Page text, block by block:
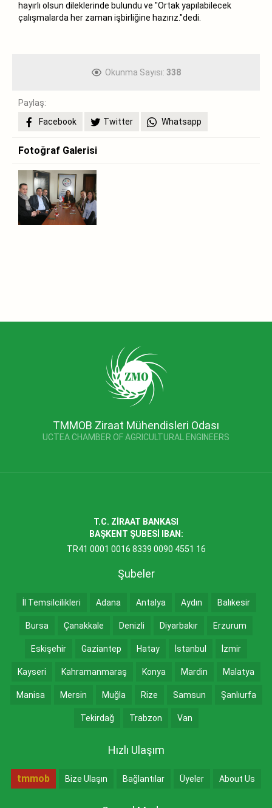
hayırlı olsun dileklerinde bulundu ve "Ortak yapılabilecek
çalışmalarda her zaman işbirliğine hazırız."dedi.
Okunma Sayısı: 338
Paylaş:
Facebook
Twitter Whatsapp
Fotoğraf Galerisi
TMMOB Ziraat Mühendisleri Odası
UCTEA CHAMBER OF AGRICULTURAL ENGINEERS
T.C. ZİRAAT BANKASI
BAŞKENT ŞUBESİ IBAN:
TR41 0001 0016 8339 0090 4551 16
Şubeler
İl Temsilcilikleri Adana Antalya Aydın Balıkesir
Bursa Çanakkale Denizli Diyarbakır Erzurum
Eskişehir Gaziantep Hatay İstanbul İzmir
Kayseri Kahramanmaraş Konya Mardin Malatya
Manisa Mersin Muğla Rize Samsun Şanlıurfa
Tekirdağ Trabzon Van
Hızlı Ulaşım
tmmob Bize Ulaşın Bağlantılar Üyeler About Us